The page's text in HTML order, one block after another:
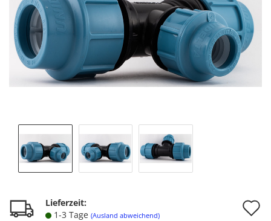
Lieferzeit:
1-3 Tage (Ausland abweichend)